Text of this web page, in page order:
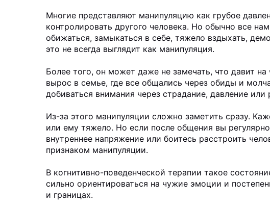
Многие представляют манипуляцию как грубое
контролировать другого человека. Но обычно все
обижаться, замыкаться в себе, тяжело вздыхать,
это не всегда выглядит как манипуляция.
Более того, он может даже не замечать, что давит
вырос в семье, где все общались через обиды и
добиваться внимания через страдание, давление
Из-за этого манипуляции сложно заметить сразу.
или ему тяжело. Но если после общения вы регулярно
внутреннее напряжение или боитесь расстроить
признаком манипуляции.
В когнитивно-поведенческой терапии такое
сильно ориентироваться на чужие эмоции и
и границах.